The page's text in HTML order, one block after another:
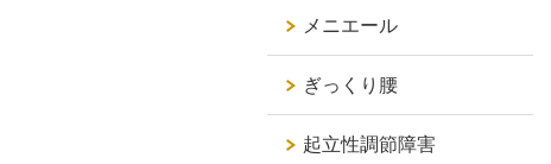
メニエール
ぎっくり腰
起立性調節障害